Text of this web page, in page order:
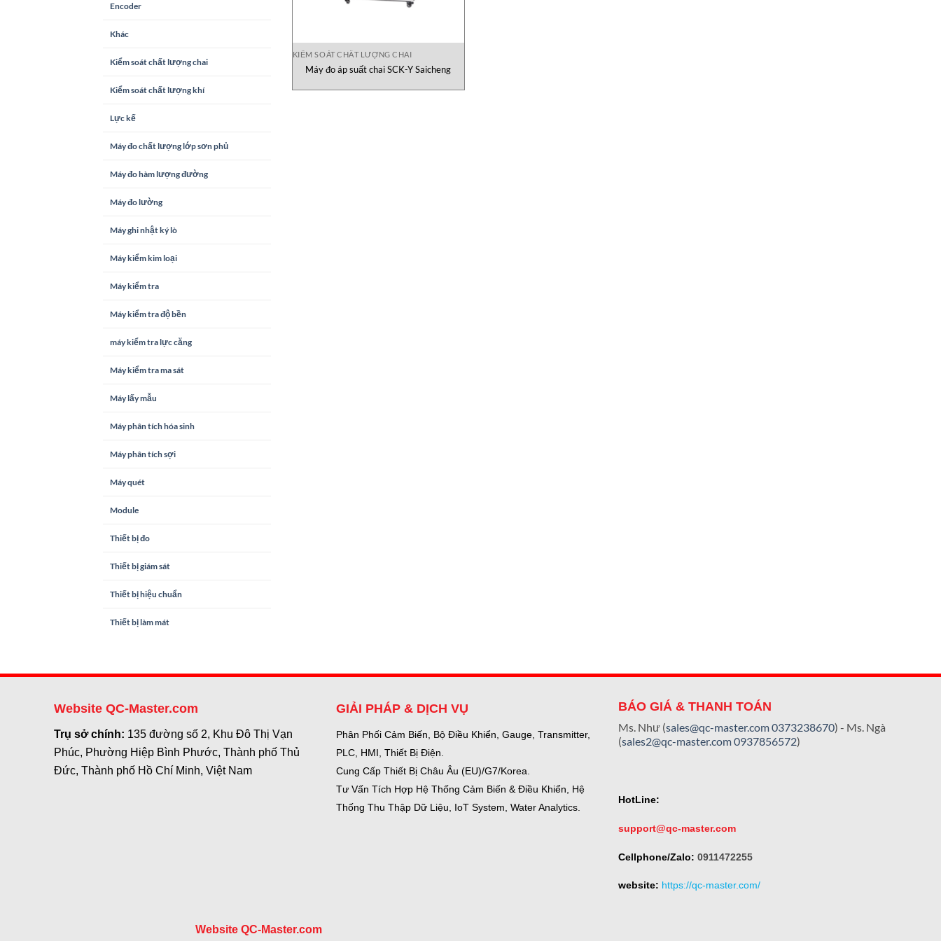
Encoder
Khác
Kiểm soát chất lượng chai
Kiểm soát chất lượng khí
Lực kế
Máy đo chất lượng lớp sơn phủ
Máy đo hàm lượng đường
Máy đo lường
Máy ghi nhật ký lò
Máy kiểm kim loại
Máy kiểm tra
Máy kiểm tra độ bền
máy kiểm tra lực căng
Máy kiểm tra ma sát
Máy lấy mẫu
Máy phân tích hóa sinh
Máy phân tích sợi
Máy quét
Module
Thiết bị đo
Thiết bị giám sát
Thiết bị hiệu chuẩn
Thiết bị làm mát
KIỂM SOÁT CHẤT LƯỢNG CHAI
Máy đo áp suất chai SCK-Y Saicheng
Website QC-Master.com
Trụ sở chính: 135 đường số 2, Khu Đô Thị Vạn
Phúc, Phường Hiệp Bình Phước, Thành phố Thủ
Đức, Thành phố Hồ Chí Minh, Việt Nam
GIẢI PHÁP & DỊCH VỤ
Phân Phối Cảm Biến, Bộ Điều Khiển, Gauge, Transmitter,
PLC, HMI, Thiết Bị Điện.
Cung Cấp Thiết Bị Châu Âu (EU)/G7/Korea.
Tư Vấn Tích Hợp Hệ Thống Cảm Biến & Điều Khiển, Hệ
Thống Thu Thập Dữ Liệu, IoT System, Water Analytics.
BÁO GIÁ & THANH TOÁN
Ms. Như (sales@qc-master.com0373238670) - Ms. Ngà
(sales2@qc-master.com0937856572)
HotLine:
support@qc-master.com
Cellphone/Zalo: 0911472255
website: https://qc-master.com/
Website QC-Master.com